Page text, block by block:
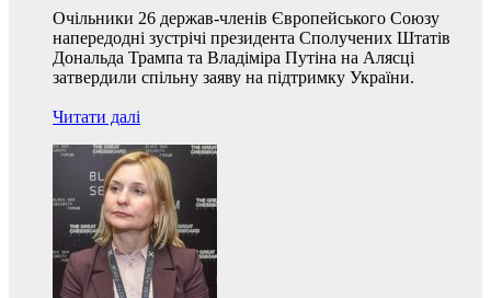
Очільники 26 держав-членів Європейського Союзу
напередодні зустрічі президента Сполучених Штатів
Дональда Трампа та Владіміра Путіна на Алясці
затвердили спільну заяву на підтримку України.
Читати далі